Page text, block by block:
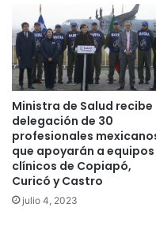
Ministra de Salud recibe
delegación de 30
profesionales
que apoyarán a equipos
clínicos de Copiapó,
Curicó y Castro
julio 4, 2023